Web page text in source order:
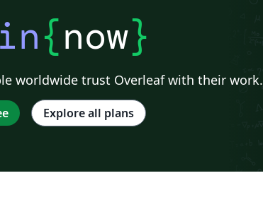
{now}
worldwide trust Overleaf with their work.
Explore all plans